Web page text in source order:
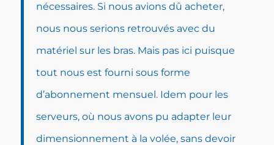
nécessaires. Si nous avions dû acheter,
nous nous serions retrouvés avec du
matériel sur les bras. Mais pas ici puisque
tout nous est fourni sous forme
d’abonnement mensuel. Idem pour les
serveurs, où nous avons pu adapter leur
dimensionnement à la volée, sans devoir